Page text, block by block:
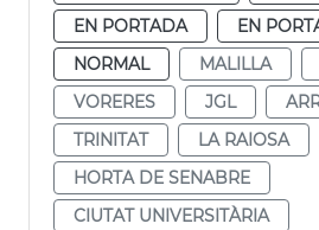
EN PORTADA
EN
NORMAL
MALILLA
VORERES
JGL
TRINITAT
LA RAIOSA
HORTA DE SENABRE
CIUTAT UNIVERSITÀRIA